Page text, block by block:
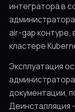
интегратора в
air-gap контуре,
кластере
Эксплуатация
документации,
Деинсталляция